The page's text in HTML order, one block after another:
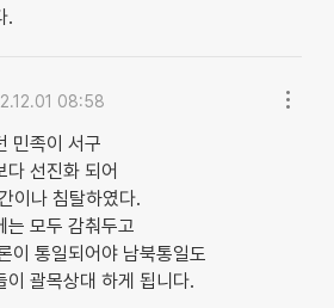
.
08:58
민족이 서구
다 선진화 되어
이나 침탈하였다.
는 모두 감춰두고
이 통일되어야 남북통일도
이 괄목상대 하게 됩니다.